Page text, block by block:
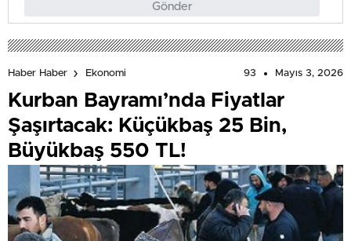
Gönder
Haber Haber Ekonomi 93 Mayıs 3, 2026
Kurban Bayramı’nda Fiyatlar
Şaşırtacak: Küçükbaş 25 Bin,
Büyükbaş 550 TL!